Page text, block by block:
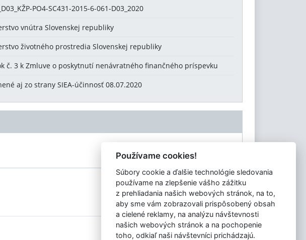
PO4-SC431-2015-6-061-D03_2020
vnútra Slovenskej republiky
životného prostredia Slovenskej republiky
č. 3 k Zmluve o poskytnutí nenávratného finančného príspevku
aj zo strany SIEA-účinnosť 08.07.2020
Tvorba stránok
: Aglo Solutions
Používame cookies!
Súbory cookie a ďalšie technológie sledovania
používame na zlepšenie vášho zážitku
z prehliadania našich webových stránok, na to,
aby sme vám zobrazovali prispôsobený obsah
a cielené reklamy, na analýzu návštevnosti
našich webových stránok a na pochopenie
toho, odkiaľ naši návštevníci prichádzajú.